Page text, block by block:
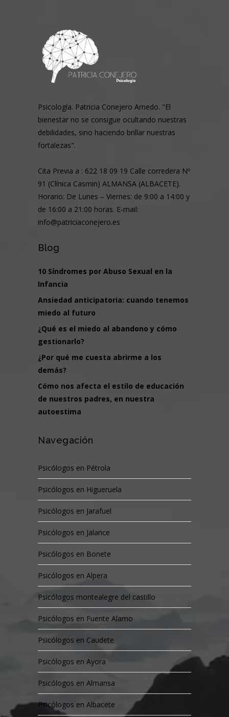
Psicología. Patricia Conejero Arnedo. "El
bienestar no se consigue ocultando nuestras
debilidades, sino haciendo brillar nuestras
fortalezas".
Cita Previa a : 622 18 09 19 Calle corredera Nº
91 (Clínica Casmin) ALMANSA (ALBACETE).
Horario: De Lunes – Viernes: de 9:00 a 14:00 y
de 16:00 a 21:00 horas. E-mail:
info@patriciaconejero.es
Blog
10 Síndromes por Abuso Sexual en la
Infancia
Ansiedad anticipatoria: cuando tenemos
miedo al futuro
¿Qué es el miedo al abandono y cómo
gestionarlo?
¿Por qué me cuesta abrirme a los
demás?
Cómo nos afecta el estilo de educación
de nuestros padres, en nuestra
autoestima
Navegación
Psicólogos en Pétrola
Psicólogos en Higueruela
Psicólogos en Jarafuel
Psicólogos en Jalance
Psicólogos en Bonete
Psicólogos en Alpera
Psicólogos montealegre del castillo
Psicólogos en Fuente Alamo
Psicólogos en Caudete
Psicólogos en Ayora
Psicólogos en Almansa
Psicólogos en Albacete